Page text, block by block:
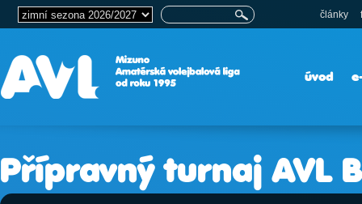
články
úvod
Přípravný turnaj AVL